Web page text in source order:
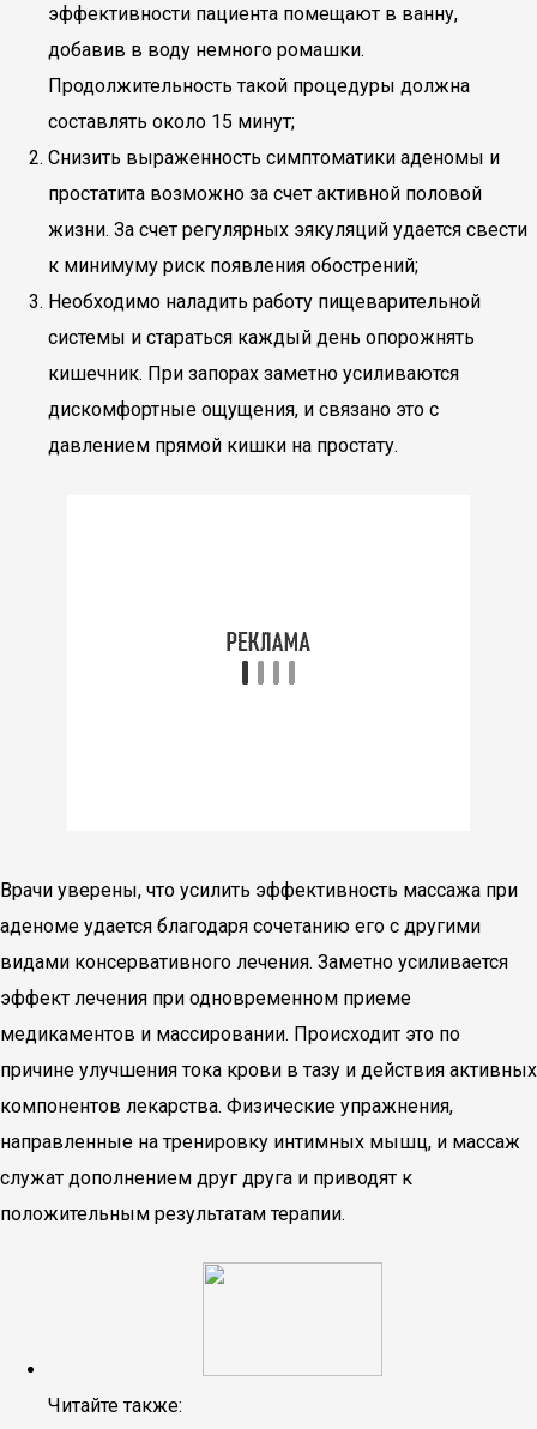
эффективности пациента помещают в ванну,
добавив в воду немного ромашки.
Продолжительность такой процедуры должна
составлять около 15 минут;
Снизить выраженность симптоматики аденомы и
простатита возможно за счет активной половой
жизни. За счет регулярных эякуляций удается свести
к минимуму риск появления обострений;
Необходимо наладить работу пищеварительной
системы и стараться каждый день опорожнять
кишечник. При запорах заметно усиливаются
дискомфортные ощущения, и связано это с
давлением прямой кишки на простату.
Врачи уверены, что усилить эффективность массажа при
аденоме удается благодаря сочетанию его с другими
видами консервативного лечения. Заметно усиливается
эффект лечения при одновременном приеме
медикаментов и массировании. Происходит это по
причине улучшения тока крови в тазу и действия активных
компонентов лекарства. Физические упражнения,
направленные на тренировку интимных мышц, и массаж
служат дополнением друг друга и приводят к
положительным результатам терапии.
Читайте также: